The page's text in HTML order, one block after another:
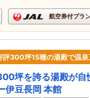
航空券付プラ
評300坪15種の湯殿で温泉
坪を誇る湯殿が自
伊豆長岡 本館